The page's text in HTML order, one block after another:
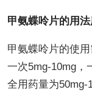
甲氨蝶呤片的用
甲氨蝶呤片的使
一次5mg-10mg，
全用药量为50mg-